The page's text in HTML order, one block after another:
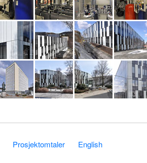
Prosjektomtaler English